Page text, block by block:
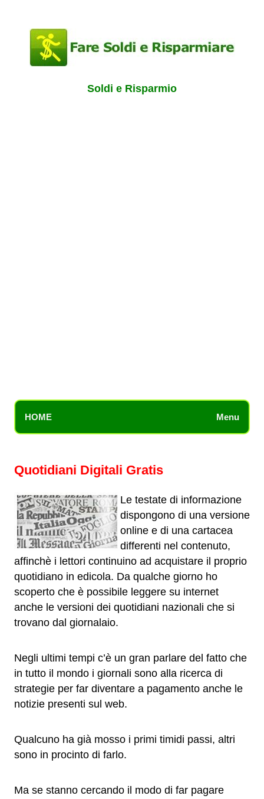
Soldi e Risparmio
HOME Menu
Quotidiani Digitali Gratis
Le testate di informazione
dispongono di una versione
online e di una cartacea
differenti nel contenuto,
affinchè i lettori continuino ad acquistare il proprio
quotidiano in edicola. Da qualche giorno ho
scoperto che è possibile leggere su internet
anche le versioni dei quotidiani nazionali che si
trovano dal giornalaio.
Negli ultimi tempi c’è un gran parlare del fatto che
in tutto il mondo i giornali sono alla ricerca di
strategie per far diventare a pagamento anche le
notizie presenti sul web.
Qualcuno ha già mosso i primi timidi passi, altri
sono in procinto di farlo.
Ma se stanno cercando il modo di far pagare